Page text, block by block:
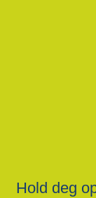
Hold deg